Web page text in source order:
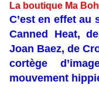
La boutique Ma
C’est en effet au
Canned Heat,
Joan Baez, de
cortège
mouvement